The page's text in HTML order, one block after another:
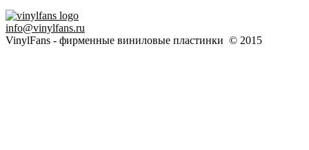
info@vinylfans.ru
VinylFans - фирменные виниловые пластинки © 2015